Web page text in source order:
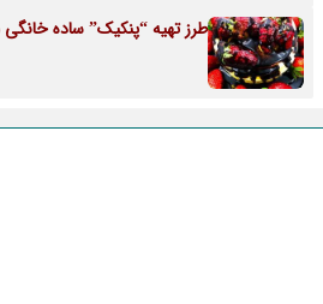
طرز تهیه “پنکیک” ساده